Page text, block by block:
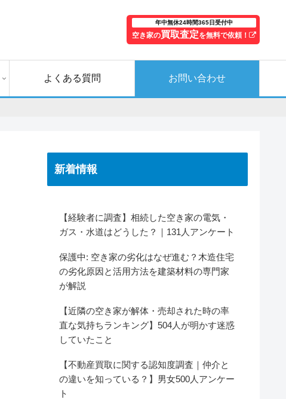
年中無休24時間365日受付中
空き家の買取査定を無料で依頼！
よくある質問 お問い合わせ
新着情報
【経験者に調査】相続した空き家の電気・
ガス・水道はどうした？｜131人アンケート
保護中: 空き家の劣化はなぜ進む？木造住宅
の劣化原因と活用方法を建築材料の専門家
が解説
【近隣の空き家が解体・売却された時の率
直な気持ちランキング】504人が明かす迷惑
していたこと
【不動産買取に関する認知度調査｜仲介と
の違いを知っている？】男女500人アンケー
ト